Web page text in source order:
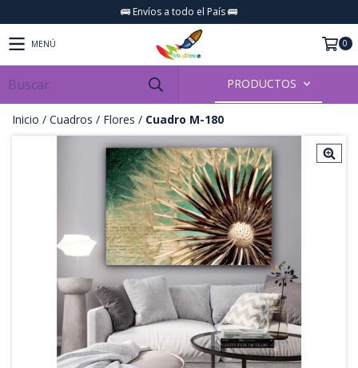
🚌 Envíos a todo el País 🚌
MENÚ 0
PRODUCTOS
Inicio / Cuadros / Flores / Cuadro M-180